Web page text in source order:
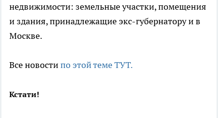
недвижимости: земельные участки, помещения
и здания, принадлежащие экс-губернатору и в
Москве.
Все новостипо этой теме ТУТ.
Кстати!